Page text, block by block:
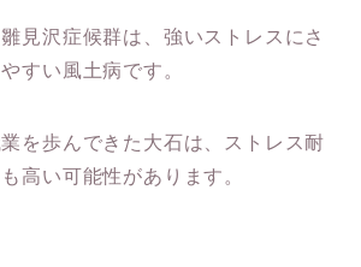
見沢症候群は、強いストレスにさ
すい風土病です。
を歩んできた大石は、ストレス耐
高い可能性があります。